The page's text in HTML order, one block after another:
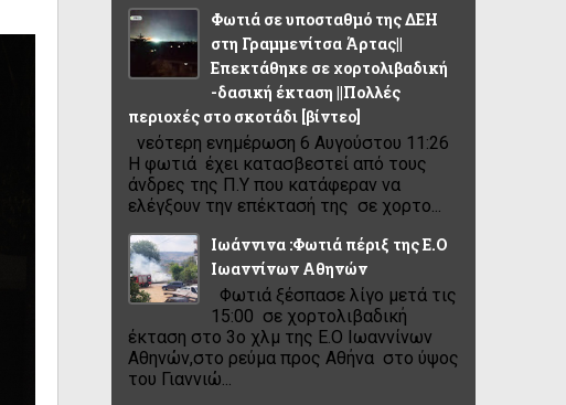
Φωτιά σε υποσταθμό της ΔΕΗ
στη Γραμμενίτσα Άρτας||
Επεκτάθηκε σε χορτολιβαδική
-δασική έκταση ||Πολλές
περιοχές στο σκοτάδι [βίντεο]
νεότερη ενημέρωση 6 Αυγούστου 11:26
Η φωτιά έχει κατασβεστεί από τους
άνδρες της Π.Υ που κατάφεραν να
ελέγξουν την επέκτασή της σε χορτο...
Ιωάννινα :Φωτιά πέριξ της Ε.Ο
Ιωαννίνων Αθηνών
Φωτιά ξέσπασε λίγο μετά τις
15:00 σε χορτολιβαδική
έκταση στο 3ο χλμ της Ε.Ο Ιωαννίνων
Αθηνών,στο ρεύμα προς Αθήνα στο ύψος
του Γιαννιώ...